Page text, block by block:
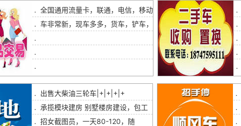
. 全国通用流量卡，联通，电信，移动
. 车非常新，现车多多，货车，铲车，
.
.
.
.
.
.
.
.
. 出售大柴油三轮车|+|+|+|+
. 承揽模块建房 别墅楼房建设，包工
. 招女截图员，一天80-120，随
.
.
.